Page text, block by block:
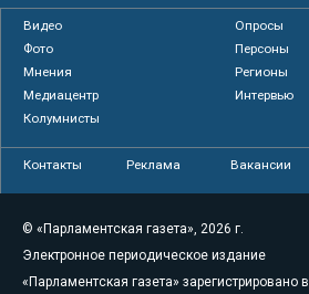
Видео
Опросы
Фото
Персоны
Мнения
Регионы
Медиацентр
Интервью
Колумнисты
Контакты Реклама Вакансии
© «Парламентская газета», 2026 г.
Электронное периодическое издание
«Парламентская газета» зарегистрировано в